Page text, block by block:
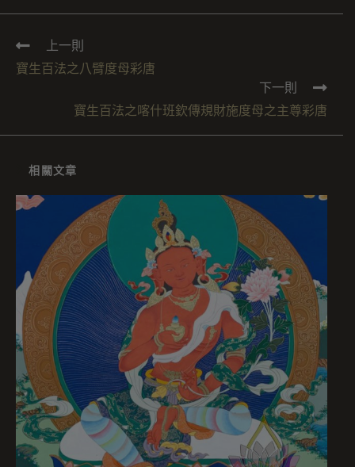
上一則
寶生百法之八臂度母彩唐
下一則
寶生百法之喀什班欽傳規財施度母之主尊彩唐
相關文章